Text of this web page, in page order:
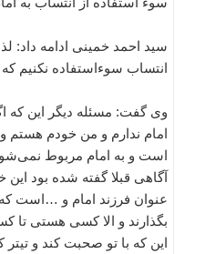
سید احمد خمینی ادامه داد:
انتساب سوء‌استفاده نكنیم
وی گفت: مسئله دیگر این كه
امام ندارم و من خودم
است و به امام مربوط
آگاهی قبلا گفته شده بود این
عنوان فرزند امام و …است كه
بگذارند و الا كسی هستی تا
این كه با تو صحبت كند و